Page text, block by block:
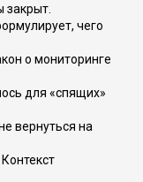
закрыт.
чего
о мониторинге
для «спящих»
вернуться на